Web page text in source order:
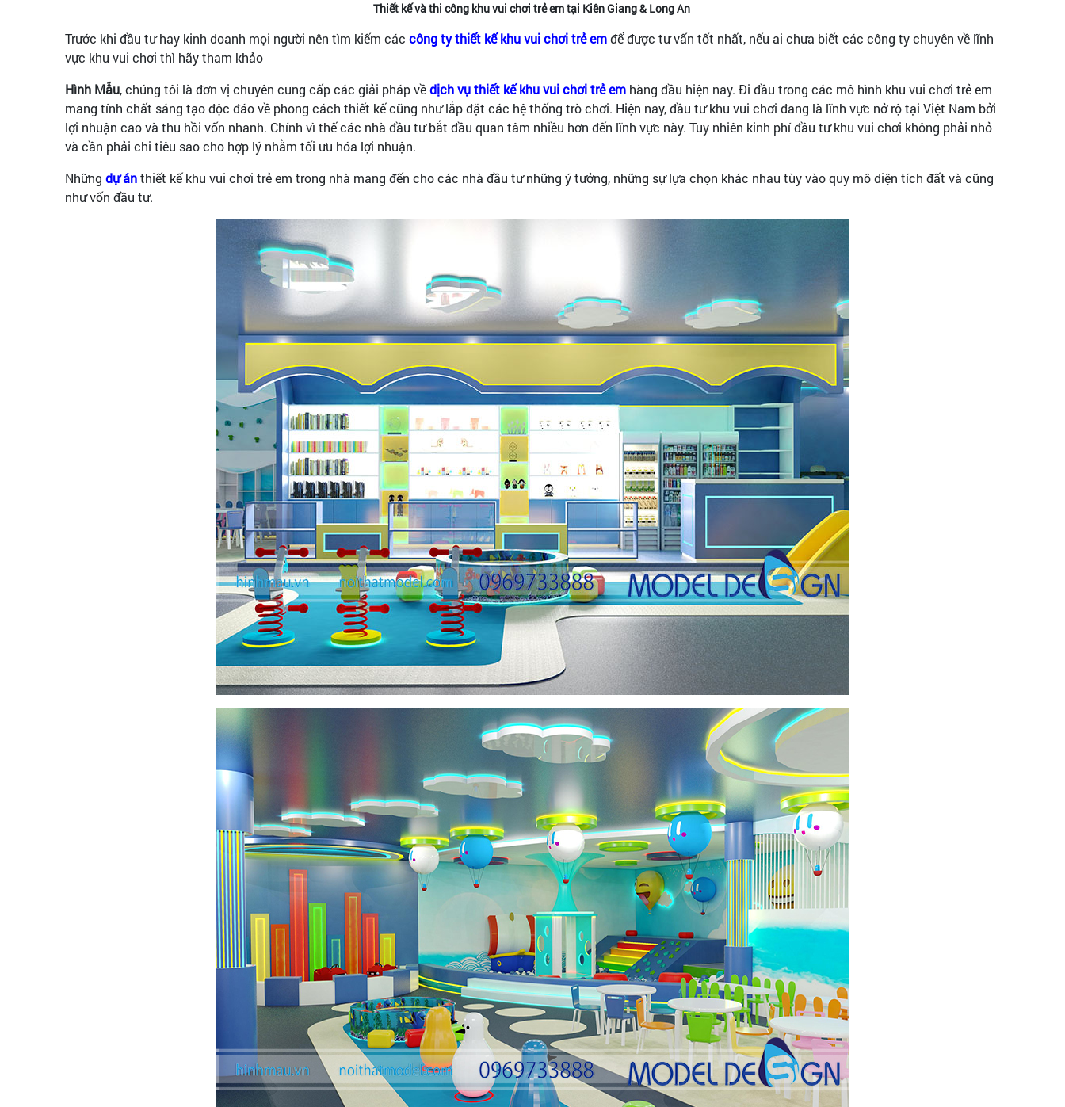
Thiết kế và thi công khu vui chơi trẻ em tại Kiên Giang & Long An
Trước khi đầu tư hay kinh doanh mọi người nên tìm kiếm các công ty thiết kế khu vui chơi trẻ emđể được tư vấn tốt nhất, nếu ai chưa biết các công ty chuyên về lĩnh
vực khu vui chơi thì hãy tham khảo
Hình Mẫu, chúng tôi là đơn vị chuyên cung cấp các giải pháp vềdịch vụ thiết kế khu vui chơi trẻ em hàng đầu hiện nay. Đi đầu trong các mô hình khu vui chơi trẻ em
mang tính chất sáng tạo độc đáo về phong cách thiết kế cũng như lắp đặt các hệ thống trò chơi. Hiện nay, đầu tư khu vui chơi đang là lĩnh vực nở rộ tại Việt Nam bởi
lợi nhuận cao và thu hồi vốn nhanh. Chính vì thế các nhà đầu tư bắt đầu quan tâm nhiều hơn đến lĩnh vực này. Tuy nhiên kinh phí đầu tư khu vui chơi không phải nhỏ
và cần phải chi tiêu sao cho hợp lý nhằm tối ưu hóa lợi nhuận.
Những dự ánthiết kế khu vui chơi trẻ em trong nhà mang đến cho các nhà đầu tư những ý tưởng, những sự lựa chọn khác nhau tùy vào quy mô diện tích đất và cũng
như vốn đầu tư.